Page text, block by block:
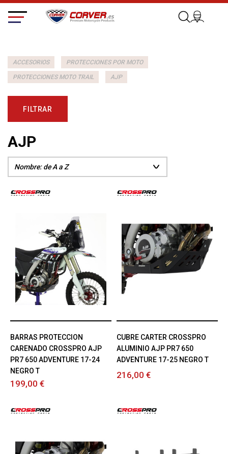
ACCESORIOS PROTECCIONES POR MOTO
PROTECCIONES MOTO TRAIL AJP
FILTRAR
AJP
BARRAS PROTECCION
CARENADO CROSSPRO AJP
PR7 650 ADVENTURE 17-24
NEGRO T
199,00 €
CUBRE CARTER CROSSPRO
ALUMINIO AJP PR7 650
ADVENTURE 17-25 NEGRO T
216,00 €